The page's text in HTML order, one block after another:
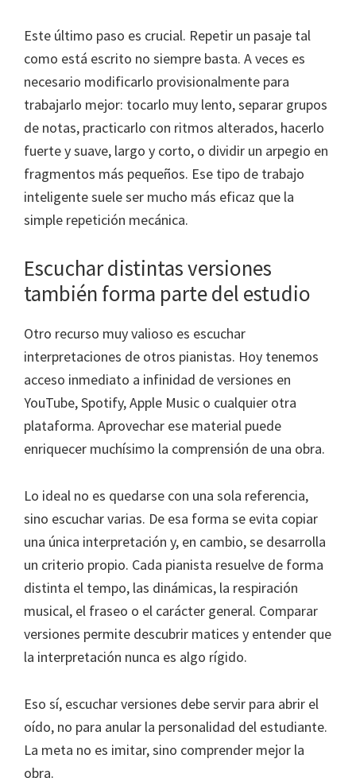
Este último paso es crucial. Repetir un pasaje tal
como está escrito no siempre basta. A veces es
necesario modificarlo provisionalmente para
trabajarlo mejor: tocarlo muy lento, separar grupos
de notas, practicarlo con ritmos alterados, hacerlo
fuerte y suave, largo y corto, o dividir un arpegio en
fragmentos más pequeños. Ese tipo de trabajo
inteligente suele ser mucho más eficaz que la
simple repetición mecánica.
Escuchar distintas versiones
también forma parte del estudio
Otro recurso muy valioso es escuchar
interpretaciones de otros pianistas. Hoy tenemos
acceso inmediato a infinidad de versiones en
YouTube, Spotify, Apple Music o cualquier otra
plataforma. Aprovechar ese material puede
enriquecer muchísimo la comprensión de una obra.
Lo ideal no es quedarse con una sola referencia,
sino escuchar varias. De esa forma se evita copiar
una única interpretación y, en cambio, se desarrolla
un criterio propio. Cada pianista resuelve de forma
distinta el tempo, las dinámicas, la respiración
musical, el fraseo o el carácter general. Comparar
versiones permite descubrir matices y entender que
la interpretación nunca es algo rígido.
Eso sí, escuchar versiones debe servir para abrir el
oído, no para anular la personalidad del estudiante.
La meta no es imitar, sino comprender mejor la
obra.